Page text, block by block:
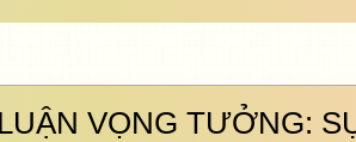
VỌNG TƯỞNG: